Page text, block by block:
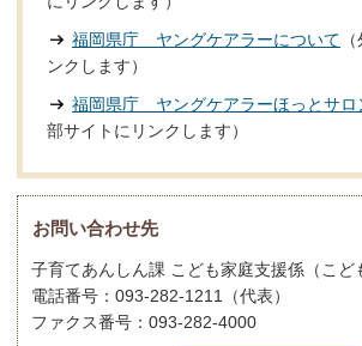
福岡県庁 ヤングケアラーについて
ンクします）
福岡県庁 ヤングケアラーほっとサロ
部サイトにリンクします）
お問い合わせ先
子育てあんしん課 こども家庭支援係（こど
電話番号：093-282-1211（代表）
ファクス番号：093-282-4000